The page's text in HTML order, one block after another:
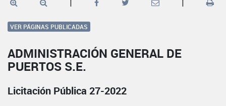
| |
VER PÁGINAS PUBLICADAS
ADMINISTRACIÓN GENERAL DE
PUERTOS S.E.
Licitación Pública 27-2022